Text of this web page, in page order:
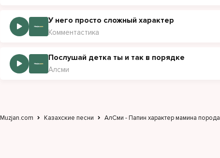
У него просто сложный характер
Комментастика
Послушай детка ты и так в порядке
Алсми
Muzjan.com Казахские песни АлСми - Папин характер мамина порода